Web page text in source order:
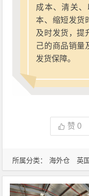
所属分类： 海外仓 英
成本、清关
本、缩短发货
及时发货，提
己的商品销量
发货保障。
赞0